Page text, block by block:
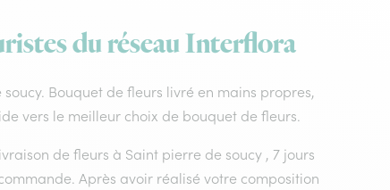
du réseau Interflora
Bouquet de fleurs livré en mains propres,
vers le meilleur choix de bouquet de fleurs.
de fleurs à Saint pierre de soucy , 7 jours
Après avoir réalisé votre composition